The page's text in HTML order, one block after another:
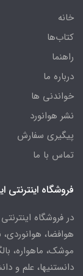
خانه
کتاب‌ها
راهنما
درباره ما
خواندنی ها
نشر هوانورد
پیگیری سفارش
تماس با ما
فروشگاه اینترنتی
در فروشگاه
هوافضا،
موشک، ماهواره،
دانستنیها، علم و